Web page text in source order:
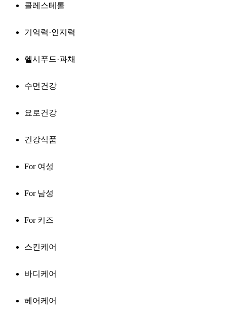
콜레스테롤
기억력·인지력
헬시푸드·과채
수면건강
요로건강
건강식품
For 여성
For 남성
For 키즈
스킨케어
바디케어
헤어케어